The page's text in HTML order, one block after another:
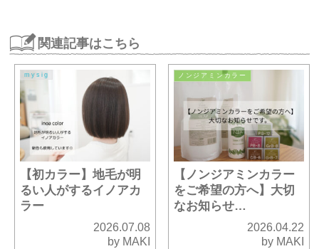
関連記事はこちら
mysig
【初カラー】地毛が明
るい人がするイノアカ
ラー
2026.07.08
by MAKI
ノンジアミンカラー
【ノンジアミンカラー
をご希望の方へ】大切
なお知らせ…
2026.04.22
by MAKI